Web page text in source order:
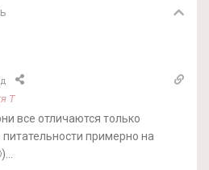
Т
все отличаются только
примерно на